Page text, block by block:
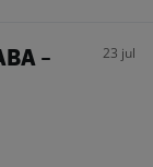
-
23 jul